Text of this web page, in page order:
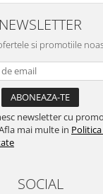
NEWSLETTER
si promotiile
newsletter cu
mai multe in
SOCIAL